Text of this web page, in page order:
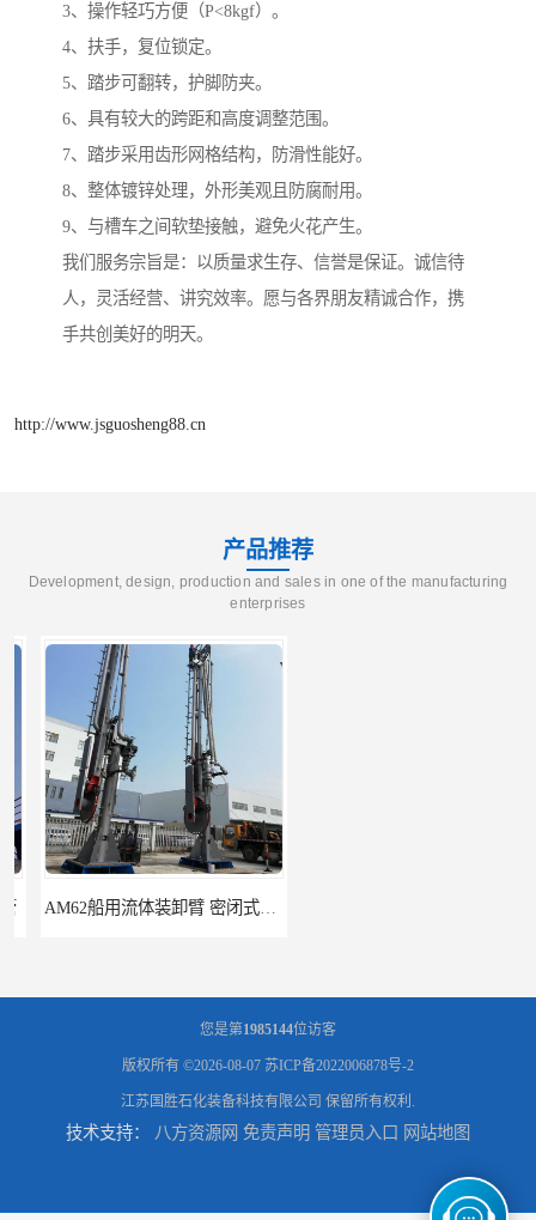
3、操作轻巧方便（P<8kgf）。
4、扶手，复位锁定。
5、踏步可翻转，护脚防夹。
6、具有较大的跨距和高度调整范围。
7、踏步采用齿形网格结构，防滑性能好。
8、整体镀锌处理，外形美观且防腐耐用。
9、与槽车之间软垫接触，避免火花产生。
我们服务宗旨是：以质量求生存、信誉是保证。诚信待
人，灵活经营、讲究效率。愿与各界朋友精诚合作，携
手共创美好的明天。
http://www.jsguosheng88.cn
产品推荐
Development, design, production and sales in one of the manufacturing
enterprises
AM62船用流体装卸臂 密闭式装卸臂 多种型号可供选择
鹤管_鹤管销售_鹤管供应商 鹤管活动梯_鹤管活动梯销售_鹤管活动梯供应商
您是第1985144位访客
版权所有 ©2026-08-07 苏ICP备2022006878号-2
江苏国胜石化装备科技有限公司 保留所有权利.
技术支持： 八方资源网 免责声明 管理员入口 网站地图